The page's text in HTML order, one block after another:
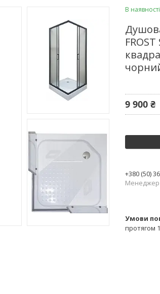
В наявності
9 900 ₴
+380 (50)
Менеджер
протягом